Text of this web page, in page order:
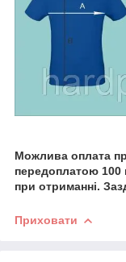
Можлива оплата
передоплатою 100
при отриманні.
Приховати